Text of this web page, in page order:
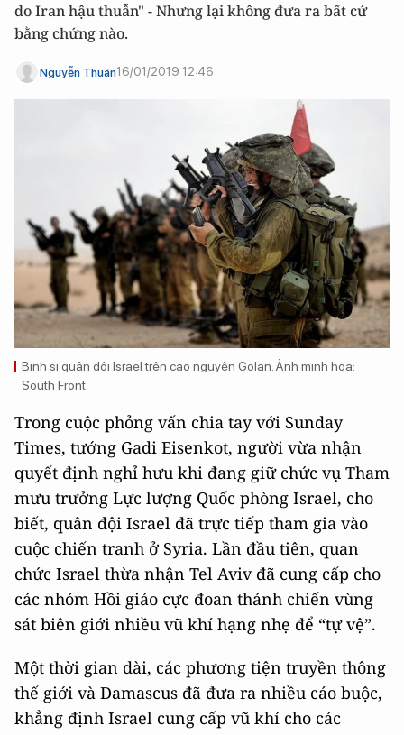
do Iran hậu thuẫn" - Nhưng lại không đưa ra bất cứ
bằng chứng nào.
Nguyễn Thuận16/01/2019 12:46
Binh sĩ quân đội Israel trên cao nguyên Golan. Ảnh minh họa:
South Front.
Trong cuộc phỏng vấn chia tay với Sunday
Times, tướng Gadi Eisenkot, người vừa nhận
quyết định nghỉ hưu khi đang giữ chức vụ Tham
mưu trưởng Lực lượng Quốc phòng Israel, cho
biết, quân đội Israel đã trực tiếp tham gia vào
cuộc chiến tranh ở Syria. Lần đầu tiên, quan
chức Israel thừa nhận Tel Aviv đã cung cấp cho
các nhóm Hồi giáo cực đoan thánh chiến vùng
sát biên giới nhiều vũ khí hạng nhẹ để “tự vệ”.
Một thời gian dài, các phương tiện truyền thông
thế giới và Damascus đã đưa ra nhiều cáo buộc,
khẳng định Israel cung cấp vũ khí cho các